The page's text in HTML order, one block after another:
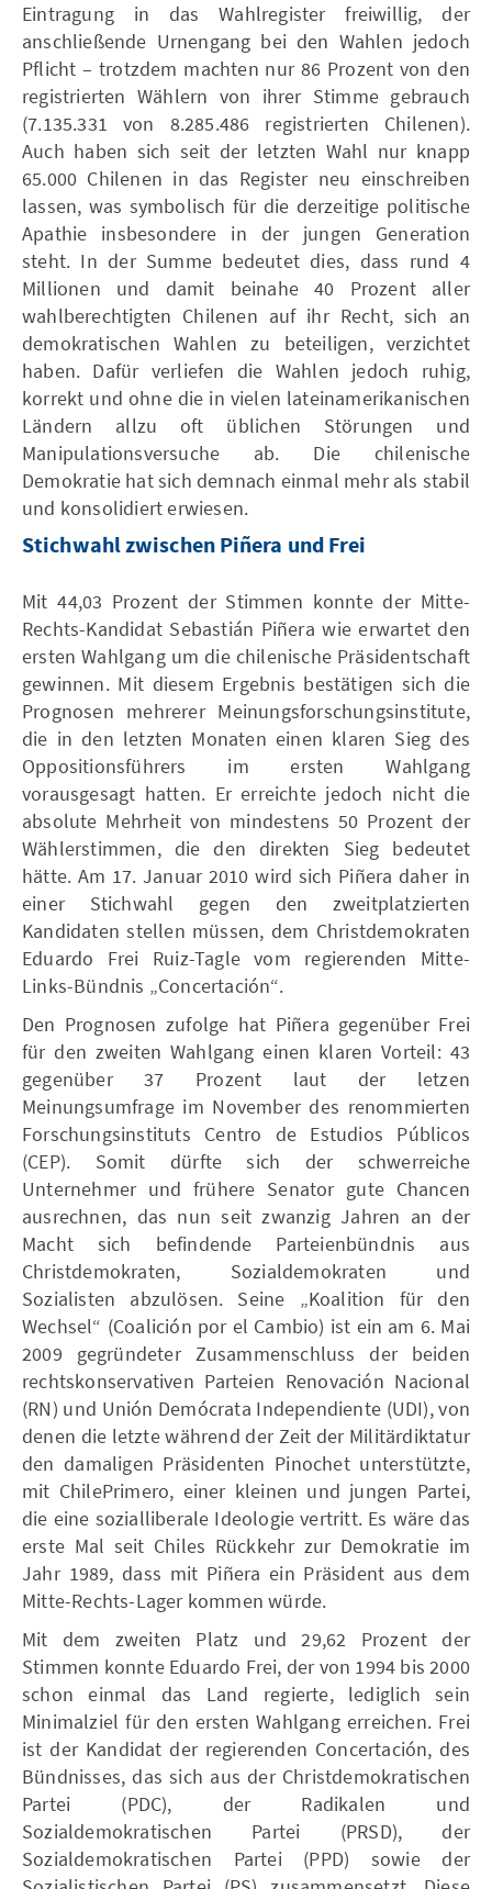
Eintragung in das Wahlregister freiwillig, der
anschließende Urnengang bei den Wahlen jedoch
Pflicht – trotzdem machten nur 86 Prozent von den
registrierten Wählern von ihrer Stimme gebrauch
(7.135.331 von 8.285.486 registrierten Chilenen).
Auch haben sich seit der letzten Wahl nur knapp
65.000 Chilenen in das Register neu einschreiben
lassen, was symbolisch für die derzeitige politische
Apathie insbesondere in der jungen Generation
steht. In der Summe bedeutet dies, dass rund 4
Millionen und damit beinahe 40 Prozent aller
wahlberechtigten Chilenen auf ihr Recht, sich an
demokratischen Wahlen zu beteiligen, verzichtet
haben. Dafür verliefen die Wahlen jedoch ruhig,
korrekt und ohne die in vielen lateinamerikanischen
Ländern allzu oft üblichen Störungen und
Manipulationsversuche ab. Die chilenische
Demokratie hat sich demnach einmal mehr als stabil
und konsolidiert erwiesen.
Stichwahl zwischen Piñera und Frei
Mit 44,03 Prozent der Stimmen konnte der Mitte-
Rechts-Kandidat Sebastián Piñera wie erwartet den
ersten Wahlgang um die chilenische Präsidentschaft
gewinnen. Mit diesem Ergebnis bestätigen sich die
Prognosen mehrerer Meinungsforschungsinstitute,
die in den letzten Monaten einen klaren Sieg des
Oppositionsführers im ersten Wahlgang
vorausgesagt hatten. Er erreichte jedoch nicht die
absolute Mehrheit von mindestens 50 Prozent der
Wählerstimmen, die den direkten Sieg bedeutet
hätte. Am 17. Januar 2010 wird sich Piñera daher in
einer Stichwahl gegen den zweitplatzierten
Kandidaten stellen müssen, dem Christdemokraten
Eduardo Frei Ruiz-Tagle vom regierenden Mitte-
Links-Bündnis „Concertación“.
Den Prognosen zufolge hat Piñera gegenüber Frei
für den zweiten Wahlgang einen klaren Vorteil: 43
gegenüber 37 Prozent laut der letzen
Meinungsumfrage im November des renommierten
Forschungsinstituts Centro de Estudios Públicos
(CEP). Somit dürfte sich der schwerreiche
Unternehmer und frühere Senator gute Chancen
ausrechnen, das nun seit zwanzig Jahren an der
Macht sich befindende Parteienbündnis aus
Christdemokraten, Sozialdemokraten und
Sozialisten abzulösen. Seine „Koalition für den
Wechsel“ (Coalición por el Cambio) ist ein am 6. Mai
2009 gegründeter Zusammenschluss der beiden
rechtskonservativen Parteien Renovación Nacional
(RN) und Unión Demócrata Independiente (UDI), von
denen die letzte während der Zeit der Militärdiktatur
den damaligen Präsidenten Pinochet unterstützte,
mit ChilePrimero, einer kleinen und jungen Partei,
die eine sozialliberale Ideologie vertritt. Es wäre das
erste Mal seit Chiles Rückkehr zur Demokratie im
Jahr 1989, dass mit Piñera ein Präsident aus dem
Mitte-Rechts-Lager kommen würde.
Mit dem zweiten Platz und 29,62 Prozent der
Stimmen konnte Eduardo Frei, der von 1994 bis 2000
schon einmal das Land regierte, lediglich sein
Minimalziel für den ersten Wahlgang erreichen. Frei
ist der Kandidat der regierenden Concertación, des
Bündnisses, das sich aus der Christdemokratischen
Partei (PDC), der Radikalen und
Sozialdemokratischen Partei (PRSD), der
Sozialdemokratischen Partei (PPD) sowie der